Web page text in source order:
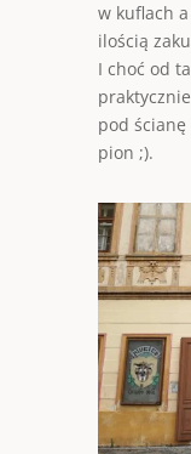
w kuflach a
ilością
I choć od
pod
pion ;).